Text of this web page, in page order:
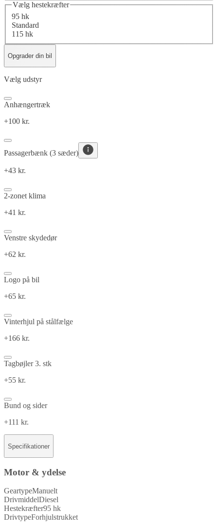
Vælg hestekræfter
95 hk
Standard
115 hk
Opgrader din bil
Vælg udstyr
Anhængertræk
+100 kr.
Passagerbænk (3 sæder)
+43 kr.
2-zonet klima
+41 kr.
Venstre skydedør
+62 kr.
Logo på bil
+65 kr.
Vinterhjul på stålfælge
+166 kr.
Tagbøjler 3. stk
+55 kr.
Bund og sider
+111 kr.
Specifikationer
Motor & ydelse
GeartypeManuelt
DrivmiddelDiesel
Hestekræfter95 hk
DrivtypeForhjulstrukket